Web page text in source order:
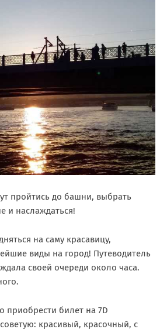
пройтись до башни, выбрать
и наслаждаться!
на саму красавицу,
виды на город! Путеводитель
своей очереди около часа.
приобрести билет на 7D
красивый, красочный, с